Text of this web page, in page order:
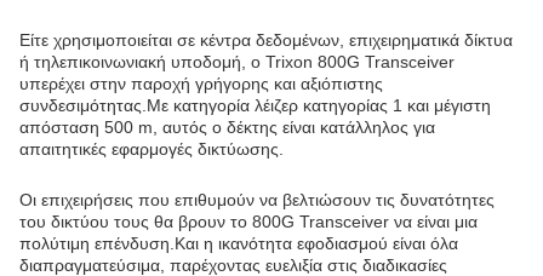
Είτε χρησιμοποιείται σε κέντρα δεδομένων, επιχειρηματικά δίκτυα
ή τηλεπικοινωνιακή υποδομή, ο Trixon 800G Transceiver
υπερέχει στην παροχή γρήγορης και αξιόπιστης
συνδεσιμότητας.Με κατηγορία λέιζερ κατηγορίας 1 και μέγιστη
απόσταση 500 m, αυτός ο δέκτης είναι κατάλληλος για
απαιτητικές εφαρμογές δικτύωσης.
Οι επιχειρήσεις που επιθυμούν να βελτιώσουν τις δυνατότητες
του δικτύου τους θα βρουν το 800G Transceiver να είναι μια
πολύτιμη επένδυση.Και η ικανότητα εφοδιασμού είναι όλα
διαπραγματεύσιμα, παρέχοντας ευελιξία στις διαδικασίες